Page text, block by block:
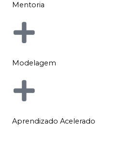
Mentoria
Modelagem
Aprendizado Acelerado